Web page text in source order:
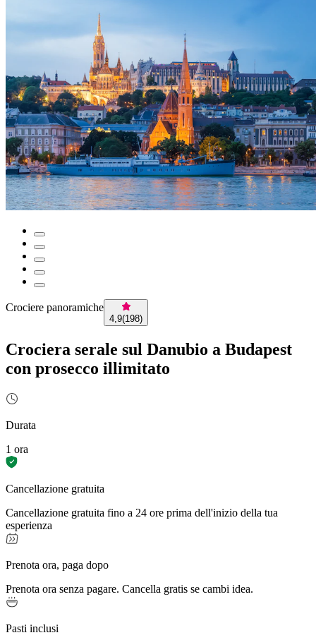
Crociere panoramiche
4,9(198)
Crociera serale sul Danubio a Budapest
con prosecco illimitato
Durata
1 ora
Cancellazione gratuita
Cancellazione gratuita fino a 24 ore prima dell'inizio della tua
esperienza
Prenota ora, paga dopo
Prenota ora senza pagare. Cancella gratis se cambi idea.
Pasti inclusi